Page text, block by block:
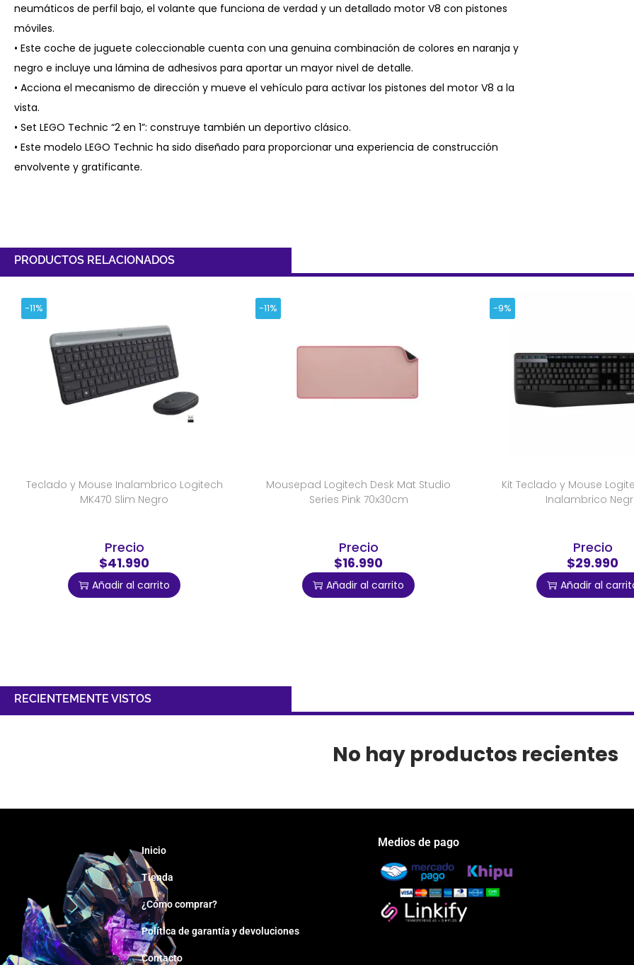
neumáticos de perfil bajo, el volante que funciona de verdad y un detallado motor V8 con pistones
móviles.
• Este coche de juguete coleccionable cuenta con una genuina combinación de colores en naranja y
negro e incluye una lámina de adhesivos para aportar un mayor nivel de detalle.
• Acciona el mecanismo de dirección y mueve el vehículo para activar los pistones del motor V8 a la
vista.
• Set LEGO Technic “2 en 1”: construye también un deportivo clásico.
• Este modelo LEGO Technic ha sido diseñado para proporcionar una experiencia de construcción
envolvente y gratificante.
PRODUCTOS RELACIONADOS
-11%
Teclado y Mouse Inalambrico Logitech
MK470 Slim Negro
Precio
$41.990
Añadir al carrito
-11%
Mousepad Logitech Desk Mat Studio
Series Pink 70x30cm
Precio
$16.990
Añadir al carrito
-9%
Kit Teclado y Mouse
Inalambrico
Precio
$29.990
Añadir al
RECIENTEMENTE VISTOS
No hay productos recientes
Inicio
Tienda
¿Cómo comprar?
Política de garantía y devoluciones
Contacto
Medios de pago